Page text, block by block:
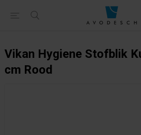
Vikan Hygiene Stofblik
cm Rood